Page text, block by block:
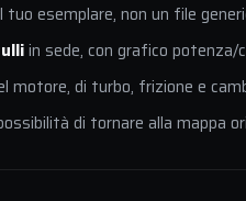
esemplare, non un file
in sede, con grafico potenza/
motore, di turbo, frizione e
di tornare alla mappa